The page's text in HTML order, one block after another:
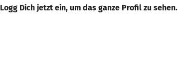
Logg Dich jetzt ein, um das ganze Profil zu sehen.